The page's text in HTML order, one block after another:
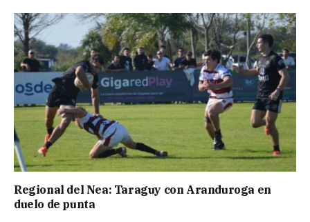
Regional del Nea: Taraguy con Aranduroga en
duelo de punta